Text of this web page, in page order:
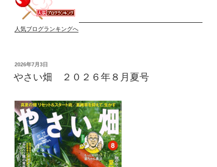
人気ブログランキングへ
投
稿
日:
2026年7月3日
やさい畑 ２０２６年８月夏号